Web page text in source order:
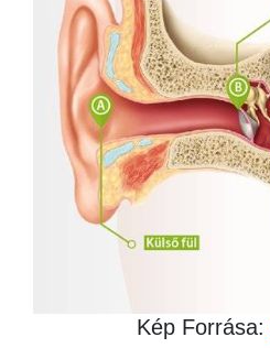
Kép Forrása: